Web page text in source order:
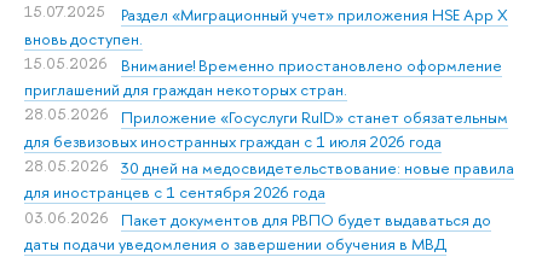
15.07.2025
Раздел «Миграционный учет» приложения HSE App X
вновь доступен.
15.05.2026
Внимание! Временно приостановлено оформление
приглашений для граждан некоторых стран.
28.05.2026
Приложение «Госуслуги RuID» станет обязательным
для безвизовых иностранных граждан с 1 июля 2026 года
28.05.2026
30 дней на медосвидетельствование: новые правила
для иностранцев с 1 сентября 2026 года
03.06.2026
Пакет документов для РВПО будет выдаваться до
даты подачи уведомления о завершении обучения в МВД